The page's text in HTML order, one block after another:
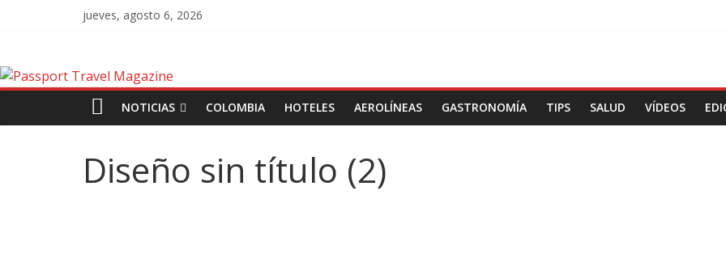
jueves, agosto 6, 2026
NOTICIAS COLOMBIA HOTELES AEROLÍNEAS GASTRONOMÍA TIPS SALUD VÍDEOS
Diseño sin título (2)